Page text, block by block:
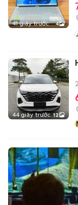
41 giây trước 4
44 giây trước 12